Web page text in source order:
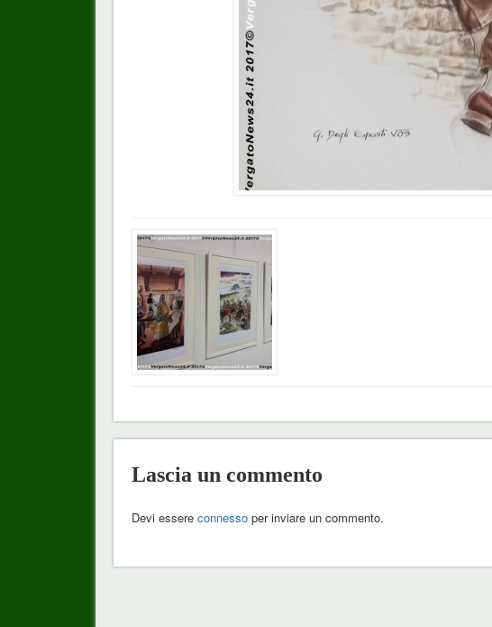
Lascia un commento
Devi essere connessoper inviare un commento.